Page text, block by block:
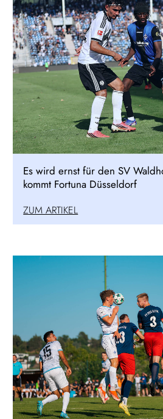
Es wird ernst für den SV
kommt Fortuna Düsseldorf
ZUM ARTIKEL